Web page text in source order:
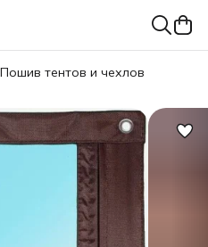
Пошив тентов и чехлов